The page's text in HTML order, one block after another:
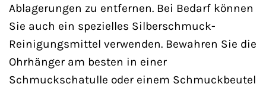
Ablagerungen zu entfernen. Bei Bedarf können
Sie auch ein spezielles Silberschmuck-
Reinigungsmittel verwenden. Bewahren Sie die
Ohrhänger am besten in einer
Schmuckschatulle oder einem Schmuckbeutel